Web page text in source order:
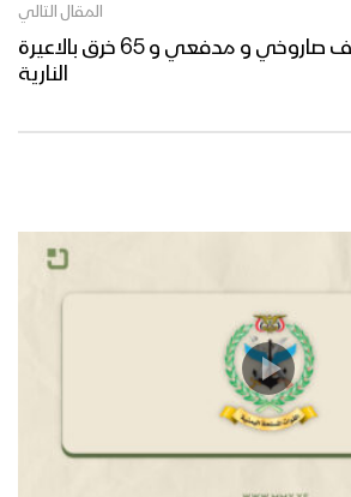
المقال التالي
المصدر: 21 خرق بقصف صاروخي و مدفعي و 65 خرق بالاعيرة
النارية